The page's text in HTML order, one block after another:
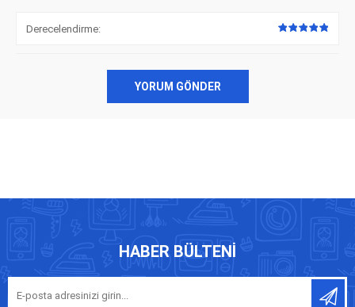
Derecelendirme:
YORUM GÖNDER
HABER BÜLTENI